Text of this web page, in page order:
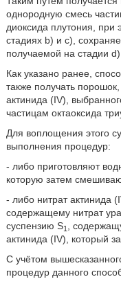
однородную смесь
диоксида плутония, при
стадиях b) и c),
получаемой на стадии d).
Как указано ранее,
также получать
актинида (IV),
частицам октаоксида
Для воплощения этого
выполнения процедур:
- либо приготовляют
которую затем
- либо нитрат актинида
содержащему нитрат
суспензию S1
,
актинида (IV), который
С учётом
процедур данного